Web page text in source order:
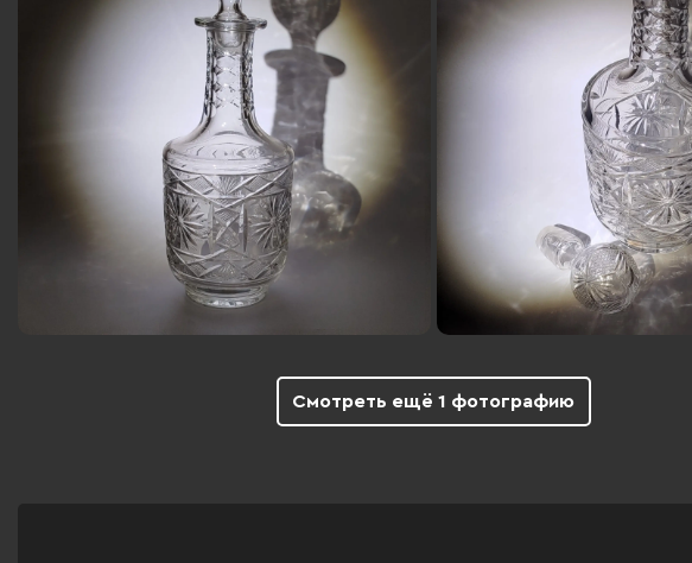
Смотреть ещё 1 фотографию